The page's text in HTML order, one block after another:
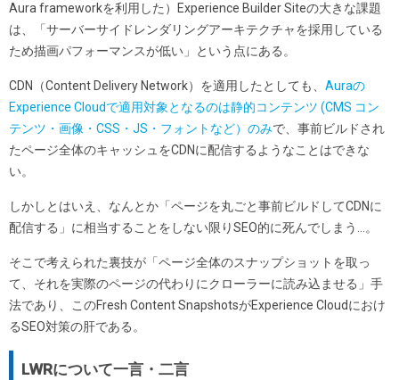
Aura frameworkを利用した）Experience Builder Siteの大きな課題
は、「サーバーサイドレンダリングアーキテクチャを採用している
ため描画パフォーマンスが低い」という点にある。
CDN（Content Delivery Network）を適用したとしても、 Auraの
Experience Cloudで適用対象となるのは静的コンテンツ (CMS コン
テンツ・画像・CSS・JS・フォントなど）のみで、事前ビルドされ
たページ全体のキャッシュをCDNに配信するようなことはできな
い。
しかしとはいえ、なんとか「ページを丸ごと事前ビルドしてCDNに
配信する」に相当することをしない限りSEO的に死んでしまう…。
そこで考えられた裏技が「ページ全体のスナップショットを取っ
て、それを実際のページの代わりにクローラーに読み込ませる」手
法であり、このFresh Content SnapshotsがExperience Cloudにおけ
るSEO対策の肝である。
LWRについて一言・二言